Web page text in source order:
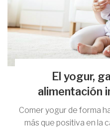
El yogur,
alimentación
Comer yogur de forma
más que positiva en la